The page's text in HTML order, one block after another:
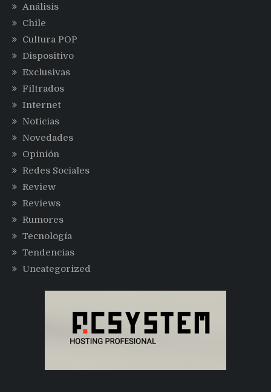
Análisis
Chile
Cultura POP
Dispositivo
Exclusivas
Filtrados
Internet
Noticias
Novedades
Opinión
Redes Sociales
Review
Reviews
Rumores
Tecnología
Tendencias
Uncategorized